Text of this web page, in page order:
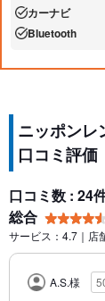
あり:カーナビ
あり:Bluetooth
ニッポンレ
口コミ評価
口コミ数 : 24
総合
サービス：4.7｜店
A.S.様